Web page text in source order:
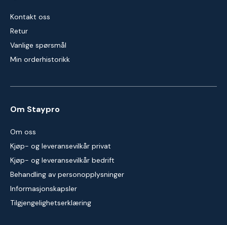
Kontakt oss
Retur
Vanlige spørsmål
Min orderhistorikk
Om Staypro
Om oss
Kjøp- og leveransevilkår privat
Kjøp- og leveransevilkår bedrift
Behandling av personopplysninger
Informasjonskapsler
Tilgjengelighetserklæring